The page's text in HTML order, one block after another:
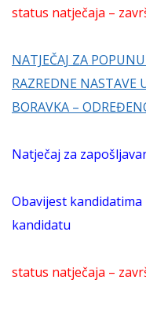
status natječaja –
NATJEČAJ ZA
RAZREDNE NASTAVE
BORAVKA –
Natječaj za
Obavijest
kandidatu
status natječaja –